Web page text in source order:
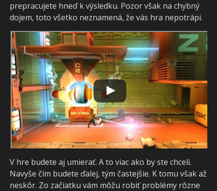
prepracujete hneď k výsledku. Pozor však na chybný
dojem, toto všetko neznamená, že vás hra nepotrápi.
V hre budete aj umierať. A to viac ako by ste chceli.
Navyše čím budete ďalej, tým častejšie. K tomu však až
neskôr. Zo začiatku vám môžu robiť problémy rôzne